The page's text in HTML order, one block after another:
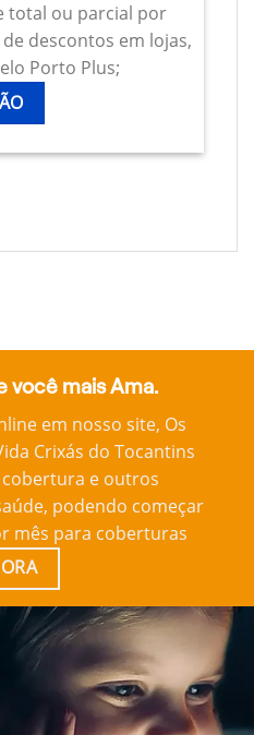
total ou parcial por
descontos em lojas,
Porto Plus;
você mais Ama.
em nosso site, Os
Crixás do Tocantins
e outros
podendo começar
mês para coberturas